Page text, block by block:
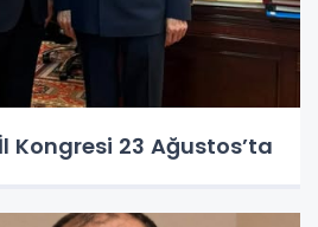
Kongresi 23 Ağustos’ta